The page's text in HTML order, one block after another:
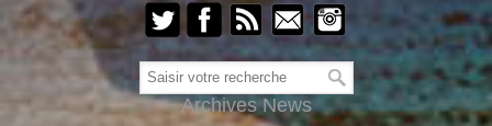
Archives News